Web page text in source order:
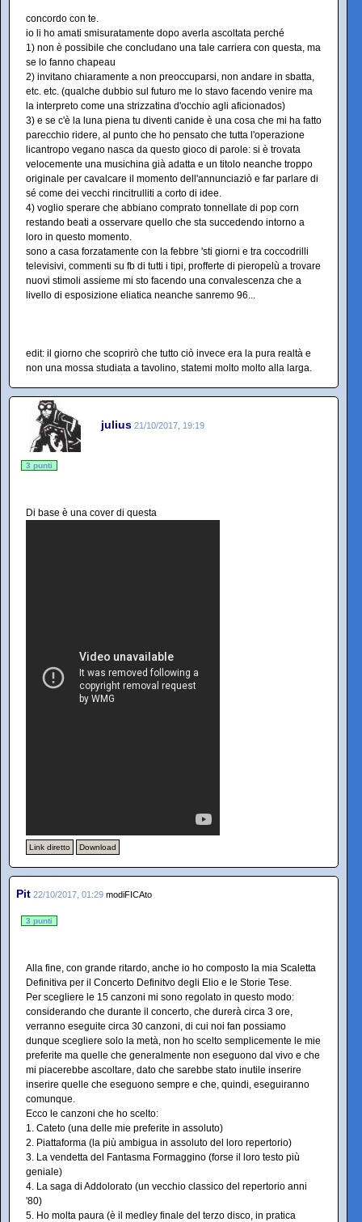
concordo con te.
io li ho amati smisuratamente dopo averla ascoltata perché
1) non è possibile che concludano una tale carriera con questa, ma
se lo fanno chapeau
2) invitano chiaramente a non preoccuparsi, non andare in sbatta,
etc. etc. (qualche dubbio sul futuro me lo stavo facendo venire ma
la interpreto come una strizzatina d'occhio agli aficionados)
3) e se c'è la luna piena tu diventi canide è una cosa che mi ha fatto
parecchio ridere, al punto che ho pensato che tutta l'operazione
licantropo vegano nasca da questo gioco di parole: si è trovata
velocemente una musichina già adatta e un titolo neanche troppo
originale per cavalcare il momento dell'annunciaziò e far parlare di
sé come dei vecchi rincitrulliti a corto di idee.
4) voglio sperare che abbiano comprato tonnellate di pop corn
restando beati a osservare quello che sta succedendo intorno a
loro in questo momento.
sono a casa forzatamente con la febbre 'sti giorni e tra coccodrilli
televisivi, commenti su fb di tutti i tipi, profferte di pieropelù a trovare
nuovi stimoli assieme mi sto facendo una convalescenza che a
livello di esposizione eliatica neanche sanremo 96...
edit: il giorno che scoprirò che tutto ciò invece era la pura realtà e
non una mossa studiata a tavolino, statemi molto molto alla larga.
julius 21/10/2017, 19:19
3 punti
Di base è una cover di questa
Link diretto Download
Pit 22/10/2017, 01:29 modiFICAto
3 punti
Alla fine, con grande ritardo, anche io ho composto la mia Scaletta
Definitiva per il Concerto Definitvo degli Elio e le Storie Tese.
Per scegliere le 15 canzoni mi sono regolato in questo modo:
considerando che durante il concerto, che durerà circa 3 ore,
verranno eseguite circa 30 canzoni, di cui noi fan possiamo
dunque scegliere solo la metà, non ho scelto semplicemente le mie
preferite ma quelle che generalmente non eseguono dal vivo e che
mi piacerebbe ascoltare, dato che sarebbe stato inutile inserire
inserire quelle che eseguono sempre e che, quindi, eseguiranno
comunque.
Ecco le canzoni che ho scelto:
1. Cateto (una delle mie preferite in assoluto)
2. Piattaforma (la più ambigua in assoluto del loro repertorio)
3. La vendetta del Fantasma Formaggino (forse il loro testo più
geniale)
4. La saga di Addolorato (un vecchio classico del repertorio anni
'80)
5. Ho molta paura (è il medley finale del terzo disco, in pratica